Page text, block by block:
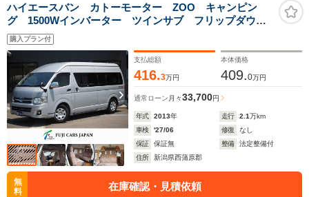
ハイエースバン カトーモーター ZOO キャンピン
グ 1500Wインバーター ツインサブ フリップダウン
モニター ナビ切替スイッチ DC冷蔵庫 バッテリー充
電器 走行充電 電圧計 フロントドラレコ バックカ
メラ
購入プラン付
支払総額
416.3万円
本体価格
409.0万円
通常ローン 月々33,700円
年式 2013年 走行 2.1万km
車検
'27/06 修復
なし
保証
保証無 整備
法定整備付
住所
新潟県西蒲原郡
無
料
在庫確認・見積依頼